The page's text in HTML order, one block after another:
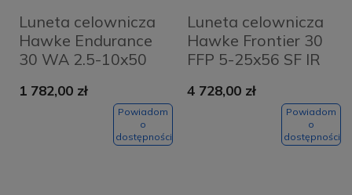
Luneta celownicza
Hawke Endurance
30 WA 2.5-10x50
1 782,00 zł
Powiadom
o
dostępności
Luneta celownicza
Hawke Frontier 30
FFP 5-25x56 SF IR
4 728,00 zł
Powiadom
o
dostępności